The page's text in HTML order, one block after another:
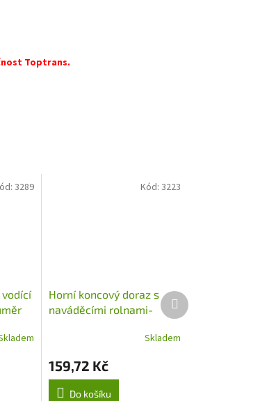
3289
Horní koncový doraz s
naváděcími rolnami-
Skladem
159,72 Kč
Do košíku
Kód: 3223
Další
produkt
Toptrans.